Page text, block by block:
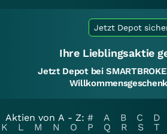
Jetzt Depot
Ihre Lieblingsaktie
Jetzt Depot bei
Aktien von A - Z: # A B C D
K
L M N O P Q R S T